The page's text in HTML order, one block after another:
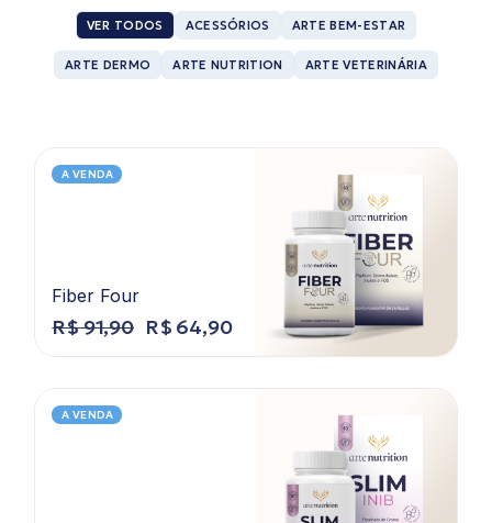
VER TODOS ACESSÓRIOS ARTE BEM-ESTAR
ARTE DERMO ARTE NUTRITION ARTE VETERINÁRIA
A VENDA
Fiber Four
R$91,90 R$ 64,90
A VENDA